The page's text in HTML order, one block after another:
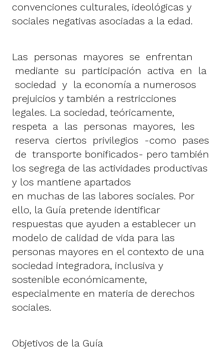
convenciones culturales, ideológicas y
sociales negativas asociadas a la edad.
Las personas mayores se enfrentan
mediante su participación activa en la
sociedad y la economía a numerosos
prejuicios y también a restricciones
legales. La sociedad, teóricamente,
respeta a las personas mayores, les
reserva ciertos privilegios -como pases
de transporte bonificados- pero también
los segrega de las actividades productivas
y los mantiene apartados
en muchas de las labores sociales. Por
ello, la Guía pretende identificar
respuestas que ayuden a establecer un
modelo de calidad de vida para las
personas mayores en el contexto de una
sociedad integradora, inclusiva y
sostenible económicamente,
especialmente en materia de derechos
sociales.
Objetivos de la Guía